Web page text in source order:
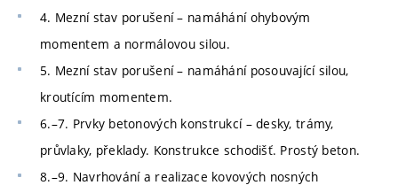
4. Mezní stav porušení – namáhání ohybovým
momentem a normálovou silou.
5. Mezní stav porušení – namáhání posouvající silou,
kroutícím momentem.
6.–7. Prvky betonových konstrukcí – desky, trámy,
průvlaky, překlady. Konstrukce schodišť. Prostý beton.
8.–9. Navrhování a realizace kovových nosných